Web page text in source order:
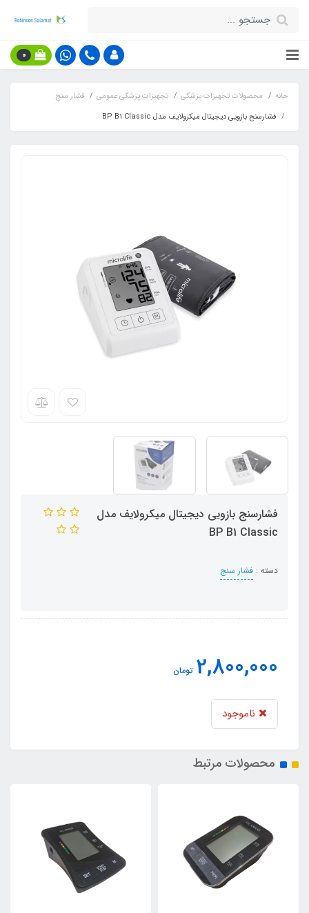
0
خانه محصولات تجهیزات پزشکی تجهیزات پزشکی عمومی
فشار سنج
فشارسنج بازویی دیجیتال میکرولایف مدل BP B1 Classic
فشارسنج بازویی دیجیتال میکرولایف مدل
BP B1 Classic
دسته : فشار سنج
2,800,000 تومان
ناموجود
محصولات مرتبط